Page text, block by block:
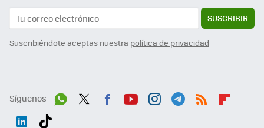
SUSCRIBIR
Suscribiéndote aceptas nuestra política de privacidad
Síguenos